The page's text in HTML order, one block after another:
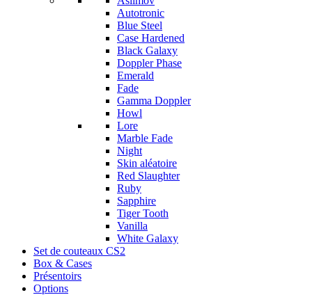
Autotronic
Blue Steel
Case Hardened
Black Galaxy
Doppler Phase
Emerald
Fade
Gamma Doppler
Howl
Lore
Marble Fade
Night
Skin aléatoire
Red Slaughter
Ruby
Sapphire
Tiger Tooth
Vanilla
White Galaxy
Set de couteaux CS2
Box & Cases
Présentoirs
Options